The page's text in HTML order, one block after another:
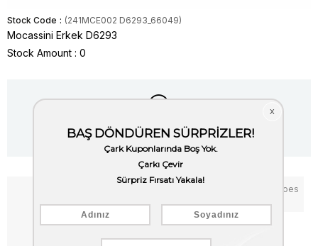
Stock Code (241MCE002 D6293_66049)
Mocassini Erkek D6293
Stock Amount : 0
Item is out of stock.
Notify me when the price goes